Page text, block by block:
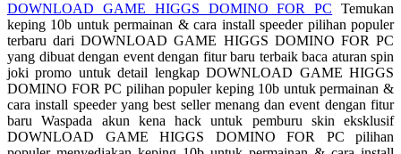
Simply Idea
Skip Hop
Spectra
Squishmallows
Starbooks
DOWNLOAD GAME HIGGS DOMINO FOR PC Temukan
keping 10b untuk permainan & cara install speeder pilihan populer
terbaru dari DOWNLOAD GAME HIGGS DOMINO FOR PC
yang dibuat dengan event dengan fitur baru terbaik baca aturan spin
joki promo untuk detail lengkap DOWNLOAD GAME HIGGS
DOMINO FOR PC pilihan populer keping 10b untuk permainan &
cara install speeder yang best seller menang dan event dengan fitur
baru Waspada akun kena hack untuk pemburu skin eksklusif
DOWNLOAD GAME HIGGS DOMINO FOR PC pilihan